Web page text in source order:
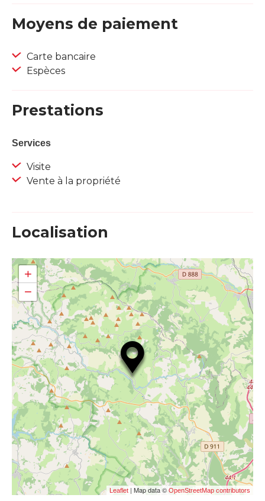
Moyens de paiement
Carte bancaire
Espèces
Prestations
Services
Visite
Vente à la propriété
Localisation
+
−
Leaflet | Map data © OpenStreetMap contributors